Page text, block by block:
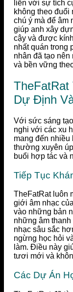
liền với sự tích
không theo
chú ý mà để âm
giúp anh xây
cậy và được
nhất quán trong
nhân đã tạo
và bền vững
Dự Định
Với sức sáng
nghi với các xu
mang đến
thường xuyên
buổi hợp tác và
Tiếp Tục
TheFatRat luôn
giới âm nhạc
vào những bản
những âm
nhạc sâu sắc
ngừng học hỏi
làm. Điều này
tươi mới và
Các Dự Án